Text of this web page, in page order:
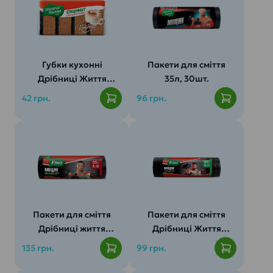
Зручність:
Гігієна:
Губки кухонні
Дрібниці Життя
Спецефект 4шт.
42 грн.
Пакети для сміття
35л, 30шт.
96 грн.
Пакети для сміття
Дрібниці життя
Стандарт 35л/50шт.
135 грн.
Пакети для сміття
Дрібниці Життя
99 грн.